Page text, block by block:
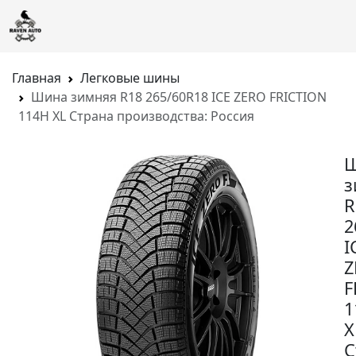
Главная
Легковые шины
Шина зимняя R18 265/60R18 ICE ZERO FRICTION
114H XL Страна производства: Россия